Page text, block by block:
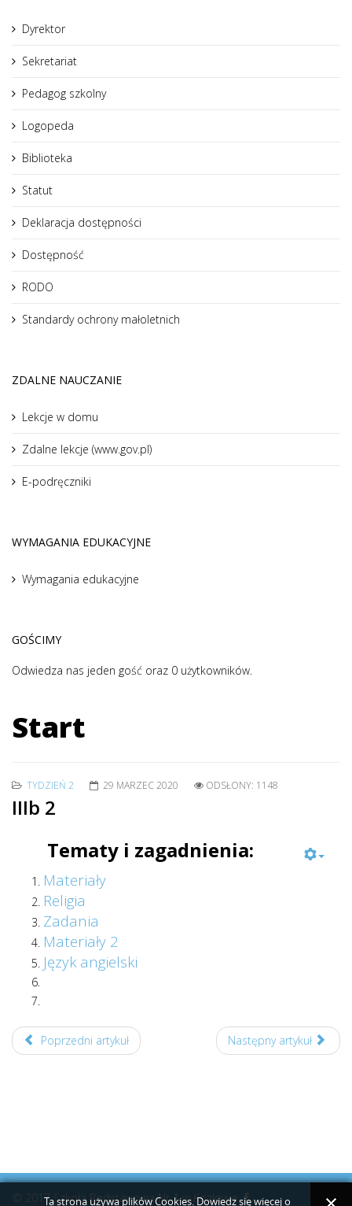
Dyrektor
Sekretariat
Pedagog szkolny
Logopeda
Biblioteka
Statut
Deklaracja dostępności
Dostępność
RODO
Standardy ochrony małoletnich
ZDALNE NAUCZANIE
Lekcje w domu
Zdalne lekcje (www.gov.pl)
E-podręczniki
WYMAGANIA EDUKACYJNE
Wymagania edukacyjne
GOŚCIMY
Odwiedza nas jeden gość oraz 0 użytkowników.
Start
TYDZIEŃ 2 29 MARZEC 2020 ODSŁONY: 1148
IIIb 2
Tematy i zagadnienia:
Materiały
Religia
Zadania
Materiały 2
Język angielski
Poprzedni artykuł Następny artykuł
© 2017 Szkoła Podstawowa Nr 1 w Kozłowie
Ta strona używa plików Cookies. Dowiedz się więcej o